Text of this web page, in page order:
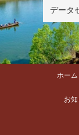
ホーム
お